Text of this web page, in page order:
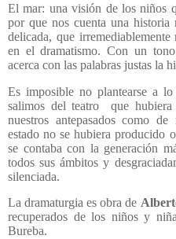
El mar: una visión de los niños
por que nos cuenta una
delicada, que
en el dramatismo. Con un
acerca con las palabras justas la
Es imposible no plantearse a
salimos del teatro que
nuestros antepasados como
estado no se hubiera producido
se contaba con la generación
todos sus ámbitos y
silenciada.
La dramaturgia es obra de
recuperados de los niños y
Bureba.